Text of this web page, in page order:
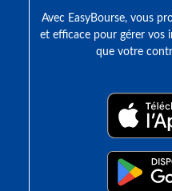
Avec EasyBourse, vous
et efficace pour gérer vos
que votre